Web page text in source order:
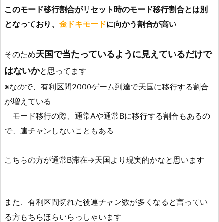
このモード移行割合がリセット時のモード移行割合とは別
となっており、 金ドキモードに向かう割合が高い
そのため天国で当たっているように見えているだけで
はないかと思ってます
※なので、有利区間2000ゲーム到達で天国に移行する割合
が増えている
モード移行の際、通常Aや通常Bに移行する割合もあるの
で、連チャンしないこともある
こちらの方が通常B滞在→天国より現実的かなと思います
また、有利区間切れた後連チャン数が多くなると言ってい
る方もちらほらいらっしゃいます